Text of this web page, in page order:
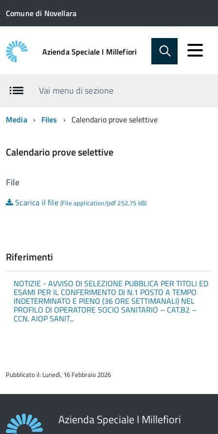
Comune di Novellara
Azienda Speciale I Millefiori
Vai menu di sezione
Media Files Calendario prove selettive
Calendario prove selettive
File
Scarica il file (File application/pdf 252,75 kB)
Riferimenti
NOTIZIE - AVVISO DI SELEZIONE PUBBLICA PER TITOLI ED
ESAMI PER IL CONFERIMENTO DI N.1 POSTO A TEMPO
INDETERMINATO E PIENO (36 ORE SETTIMANALI) NEL
PROFILO DI OPERATORE SOCIO SANITARIO – CAT.B2 –
CCN. AIOP SANIT...
del
Pubblicato il: Lunedì, 16 Febbraio 2026
Azienda Speciale I Millefiori